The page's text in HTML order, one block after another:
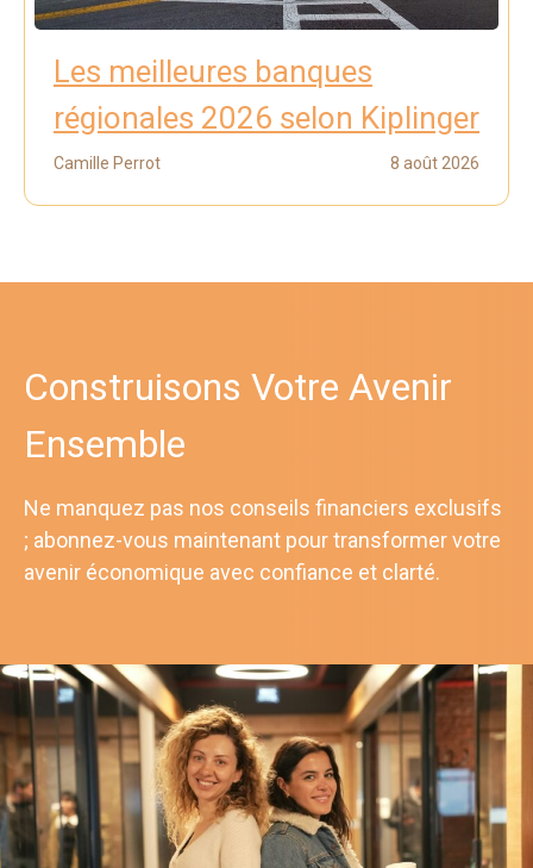
Les meilleures banques
régionales 2026 selon Kiplinger
Camille Perrot 8 août 2026
Construisons Votre Avenir
Ensemble
Ne manquez pas nos conseils financiers exclusifs
; abonnez-vous maintenant pour transformer votre
avenir économique avec confiance et clarté.